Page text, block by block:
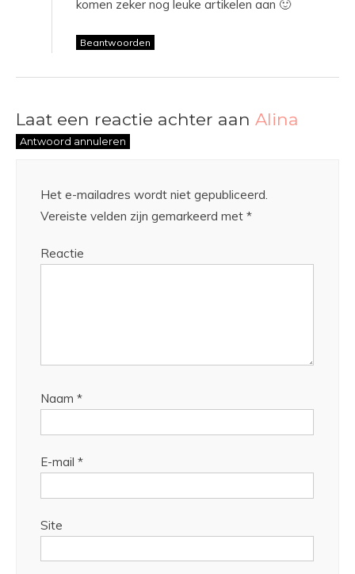
komen zeker nog leuke artikelen aan 🙂
Beantwoorden
Laat een reactie achter aan Alina
Antwoord annuleren
Het e-mailadres wordt niet gepubliceerd.
Vereiste velden zijn gemarkeerd met *
Reactie
Naam *
E-mail *
Site